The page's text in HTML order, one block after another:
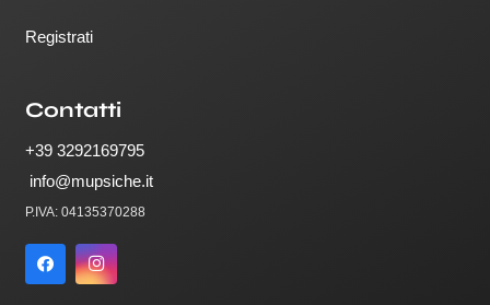
Registrati
Contatti
+39 3292169795
info@mupsiche.it
P.IVA: 04135370288